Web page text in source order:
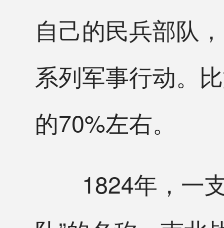
自己的民兵部队
系列军事行动。
的70%左右。
1824年，一支